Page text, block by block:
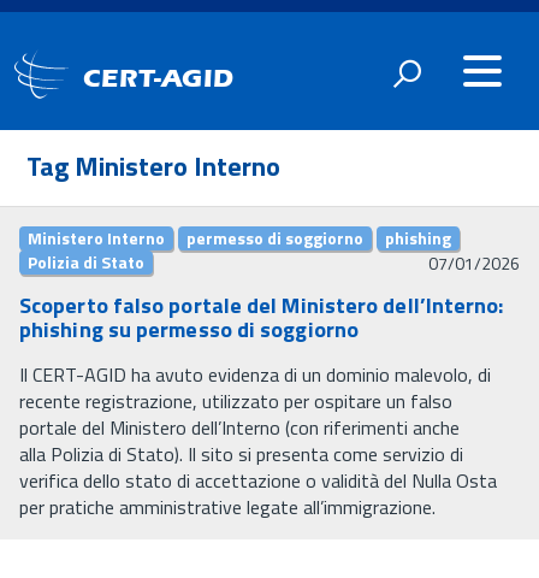
CERT-AGID
Tag Ministero Interno
Ministero Interno permesso di soggiorno
phishing
Polizia di Stato
07/01/2026
Scoperto falso portale del Ministero dell’Interno:
phishing su permesso di soggiorno
Il CERT-AGID ha avuto evidenza di un dominio malevolo, di
recente registrazione, utilizzato per ospitare un falso
portale del Ministero dell’Interno (con riferimenti anche
alla Polizia di Stato). Il sito si presenta come servizio di
verifica dello stato di accettazione o validità del Nulla Osta
per pratiche amministrative legate all’immigrazione.​